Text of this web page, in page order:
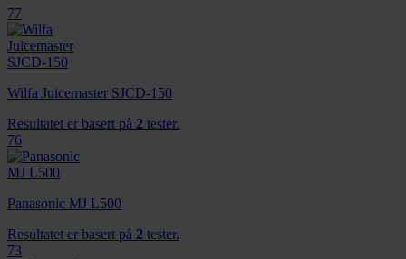
77
Wilfa Juicemaster SJCD-150
Resultatet er basert på 2 tester.
76
Panasonic MJ L500
Resultatet er basert på 2 tester.
73